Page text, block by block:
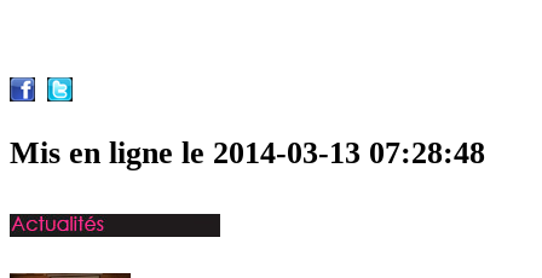
Mis en ligne le 2014-03-13 07:28:48